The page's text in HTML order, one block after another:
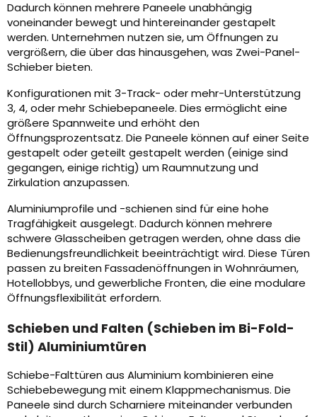
Dadurch können mehrere Paneele unabhängig
voneinander bewegt und hintereinander gestapelt
werden. Unternehmen nutzen sie, um Öffnungen zu
vergrößern, die über das hinausgehen, was Zwei-Panel-
Schieber bieten.
Konfigurationen mit 3-Track- oder mehr-Unterstützung
3, 4, oder mehr Schiebepaneele. Dies ermöglicht eine
größere Spannweite und erhöht den
Öffnungsprozentsatz. Die Paneele können auf einer Seite
gestapelt oder geteilt gestapelt werden (einige sind
gegangen, einige richtig) um Raumnutzung und
Zirkulation anzupassen.
Aluminiumprofile und -schienen sind für eine hohe
Tragfähigkeit ausgelegt. Dadurch können mehrere
schwere Glasscheiben getragen werden, ohne dass die
Bedienungsfreundlichkeit beeinträchtigt wird. Diese Türen
passen zu breiten Fassadenöffnungen in Wohnräumen,
Hotellobbys, und gewerbliche Fronten, die eine modulare
Öffnungsflexibilität erfordern.
Schieben und Falten (Schieben im Bi-Fold-
Stil) Aluminiumtüren
Schiebe-Falttüren aus Aluminium kombinieren eine
Schiebebewegung mit einem Klappmechanismus. Die
Paneele sind durch Scharniere miteinander verbunden